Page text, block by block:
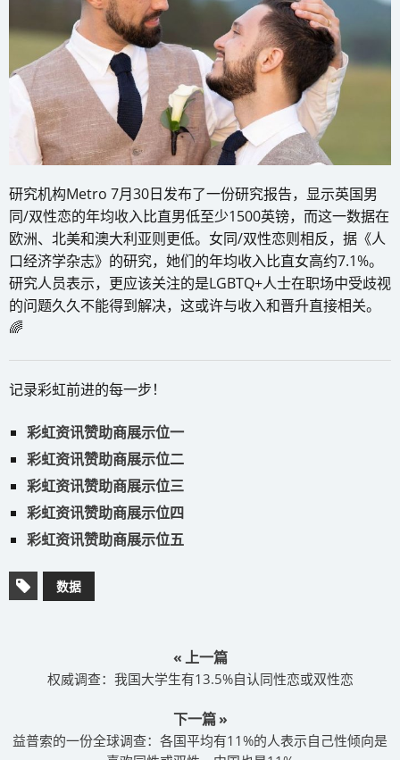
研究机构Metro 7月30日发布了一份研究报告，显示英国男
同/双性恋的年均收入比直男低至少1500英镑，而这一数据在
欧洲、北美和澳大利亚则更低。女同/双性恋则相反，据《人
口经济学杂志》的研究，她们的年均收入比直女高约7.1%。
研究人员表示，更应该关注的是LGBTQ+人士在职场中受歧视
的问题久久不能得到解决，这或许与收入和晋升直接相关。
🌈
记录彩虹前进的每一步！
彩虹资讯赞助商展示位一
彩虹资讯赞助商展示位二
彩虹资讯赞助商展示位三
彩虹资讯赞助商展示位四
彩虹资讯赞助商展示位五
数据
« 上一篇
权威调查：我国大学生有13.5%自认同性恋或双性恋
下一篇 »
益普索的一份全球调查：各国平均有11%的人表示自己性倾向是